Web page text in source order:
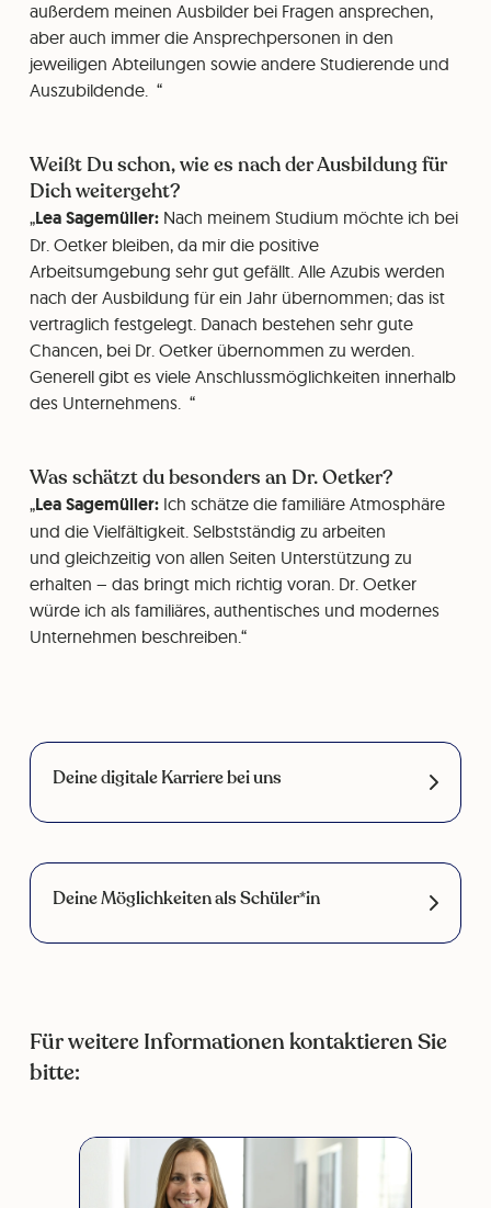
außerdem meinen Ausbilder bei Fragen ansprechen,
aber auch immer die Ansprechpersonen in den
jeweiligen Abteilungen sowie andere Studierende und
Auszubildende.
Weißt Du schon, wie es nach der Ausbildung für
Dich weitergeht?
Lea Sagemüller:Nach meinem Studium möchte ich bei
Dr. Oetker bleiben, da mir die positive
Arbeitsumgebung sehr gut gefällt. Alle Azubis werden
nach der Ausbildung für ein Jahr übernommen; das ist
vertraglich festgelegt. Danach bestehen sehr gute
Chancen, bei Dr. Oetker übernommen zu werden.
Generell gibt es viele Anschlussmöglichkeiten innerhalb
des Unternehmens.
Was schätzt du besonders an Dr. Oetker?
Lea Sagemüller: Ich schätze die familiäre Atmosphäre
und die Vielfältigkeit. Selbstständig zu arbeiten
und gleichzeitig von allen Seiten Unterstützung zu
erhalten – das bringt mich richtig voran. Dr. Oetker
würde ich als familiäres, authentisches und modernes
Unternehmen beschreiben.
Deine digitale Karriere bei uns
Deine Möglichkeiten als Schüler*in
Für weitere Informationen kontaktieren Sie
bitte: